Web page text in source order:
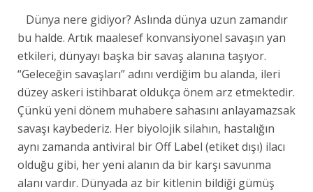
Dünya nere gidiyor? Aslında dünya uzun zamandır
bu halde. Artık maalesef konvansiyonel savaşın yan
etkileri, dünyayı başka bir savaş alanına taşıyor.
“Geleceğin savaşları” adını verdiğim bu alanda, ileri
düzey askeri istihbarat oldukça önem arz etmektedir.
Çünkü yeni dönem muhabere sahasını anlayamazsak
savaşı kaybederiz. Her biyolojik silahın, hastalığın
aynı zamanda antiviral bir Off Label (etiket dışı) ilacı
olduğu gibi, her yeni alanın da bir karşı savunma
alanı vardır. Dünyada az bir kitlenin bildiği gümüş